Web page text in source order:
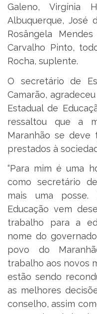
Galeno, Virgínia
Albuquerque, José
Rosângela
Carvalho Pinto,
Rocha, suplente.
O secretário de
Camarão,
Estadual de
ressaltou que a
Maranhão se deve
prestados à
“Para mim é uma
como secretário
mais uma posse.
Educação vem
trabalho para a
nome do
povo do
trabalho aos novos
estão sendo
as melhores
conselho, assim